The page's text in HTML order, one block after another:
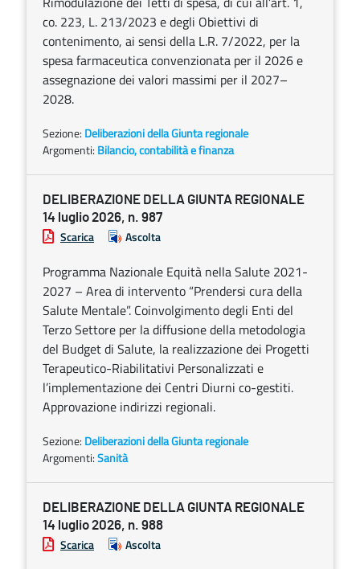
co. 223, L. 213/2023 e degli Obiettivi di
contenimento, ai sensi della L.R. 7/2022, per la
spesa farmaceutica convenzionata per il 2026 e
assegnazione dei valori massimi per il 2027–
2028.
Sezione: Deliberazioni della Giunta regionale
Argomenti: Bilancio, contabilità e finanza
DELIBERAZIONE DELLA GIUNTA REGIONALE
14 luglio 2026, n. 987
Scarica Ascolta
Programma Nazionale Equità nella Salute 2021-
2027 – Area di intervento “Prendersi cura della
Salute Mentale”. Coinvolgimento degli Enti del
Terzo Settore per la diffusione della metodologia
del Budget di Salute, la realizzazione dei Progetti
Terapeutico-Riabilitativi Personalizzati e
l’implementazione dei Centri Diurni co-gestiti.
Approvazione indirizzi regionali.
Sezione: Deliberazioni della Giunta regionale
Argomenti:Sanità
DELIBERAZIONE DELLA GIUNTA REGIONALE
14 luglio 2026, n. 988
Scarica Ascolta